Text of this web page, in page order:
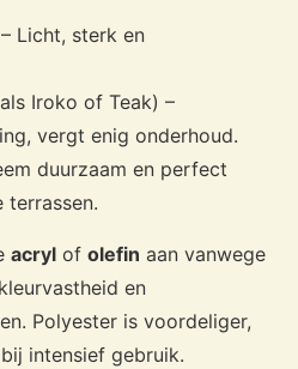
– Licht, sterk en
Iroko of Teak) –
vergt enig onderhoud.
duurzaam en perfect
terrassen.
acryl of olefin aan vanwege
en
Polyester is voordeliger,
intensief gebruik.